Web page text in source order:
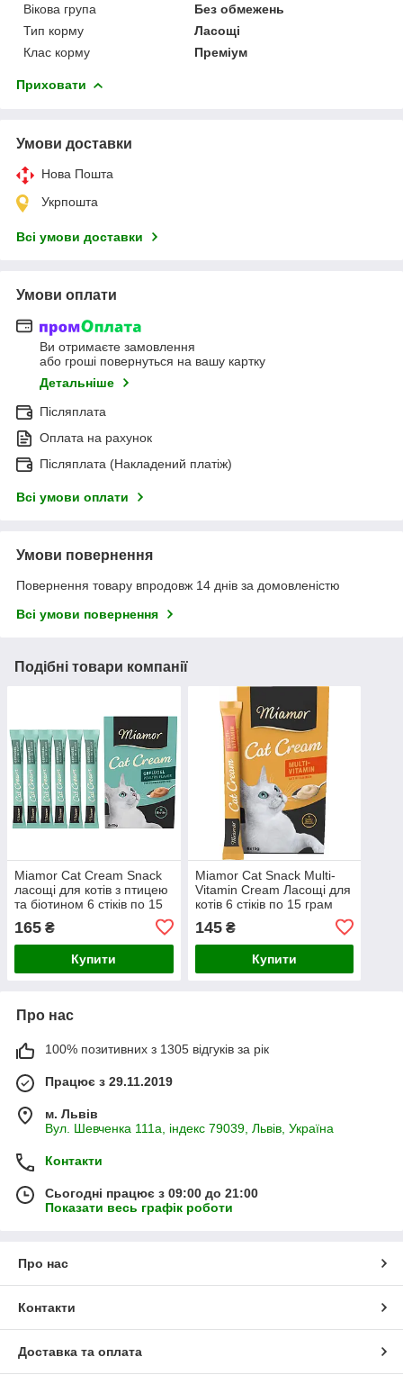
Вікова група
Без обмежень
Тип корму
Ласощі
Клас корму
Преміум
Приховати
Умови доставки
Нова Пошта
Укрпошта
Всі умови доставки
Умови оплати
Ви отримаєте замовлення
або гроші повернуться на вашу картку
Детальніше
Післяплата
Оплата на рахунок
Післяплата (Накладений платіж)
Всі умови оплати
Умови повернення
Повернення товару впродовж 14 днів за домовленістю
Всі умови повернення
Подібні товари компанії
Miamor Cat Cream Snack
ласощі для котів з птицею
та біотином 6 стіків по 15
165 ₴
Купити
Miamor Cat Snack Multi-
Vitamin Cream Ласощі для
котів 6 стіків по 15 грам
145₴
Купити
Про нас
100% позитивних з 1305 відгуків за рік
Працює з 29.11.2019
м. Львів
Вул. Шевченка 111а, індекс 79039, Львів, Україна
Контакти
Сьогодні працює з 09:00 до 21:00
Показати весь графік роботи
Про нас
Контакти
Доставка та оплата